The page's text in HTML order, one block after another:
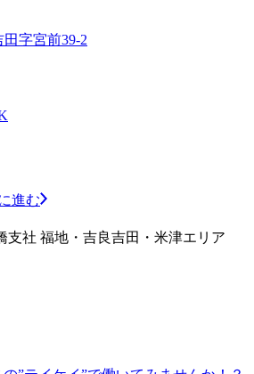
字宮前39-2
進む
支社 福地・吉良吉田・米津エリア